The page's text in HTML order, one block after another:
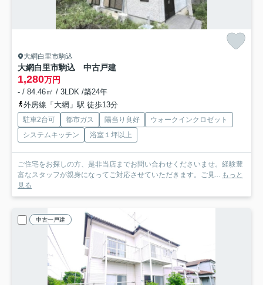
大網白里市駒込
大網白里市駒込 中古戸建
1,280万円
- / 84.46㎡ / 3LDK /築24年
外房線「大網」駅 徒歩13分
駐車2台可 都市ガス 陽当り良好
ウォークインクロゼット
システムキッチン
浴室１坪以上
ご住宅をお探しの方、是非当店までお問い合わせくださいませ。経験豊
富なスタッフが親身になってご対応させていただきます。ご見... もっと
見る
中古一戸建